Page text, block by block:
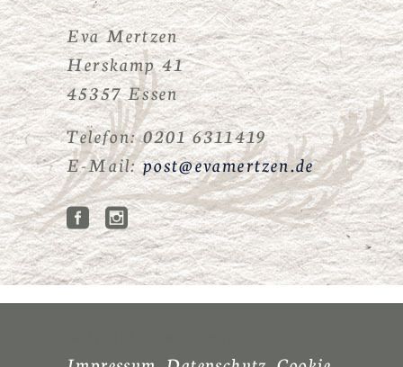
Eva Mertzen
Herskamp 41
45357 Essen
Telefon: 0201 6311419
E-Mail:post@evamertzen.de